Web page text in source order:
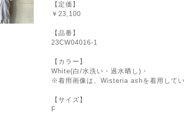
【定価】
￥23,100
【品番】
23CW04016-1
【カラー】
White(白/水洗い・過水晒し)・
※着用画像は、Wisteria ashを着用してい
【サイズ】
F